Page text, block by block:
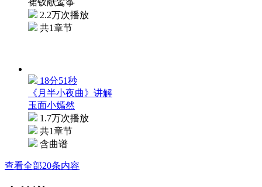
裙钗献鸾筝
2.2万次播放
共1章节
18分51秒
《月半小夜曲》讲解
玉面小嫣然
1.7万次播放
共1章节
含曲谱
查看全部20条内容